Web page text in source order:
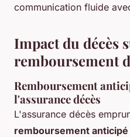
communication fluide
Impact du décès
remboursement
Remboursement
l'assurance décès
L'assurance décès
remboursement anticipé